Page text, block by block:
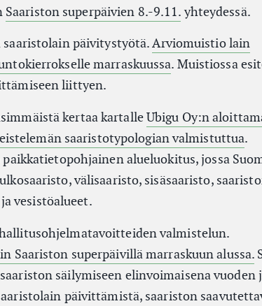
Saariston superpäivien 8.-9.11. yhteydessä.
päivitystyötä.Arviomuistio lain
marraskuussa. Muistiossa
liittyen.
kertaa kartalleUbigu Oy:n
saaristotypologian valmistuttua.
alueluokitus, jossa
välisaaristo, sisäsaaristo,
vesistöalueet.
valmistelun.
superpäivillä marraskuun alussa.
säilymiseen elinvoimaisena vuoden
päivittämistä, saariston